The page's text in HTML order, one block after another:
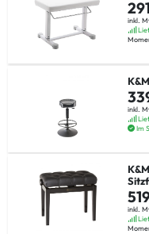
inkl.
inkl.
Im
inkl.